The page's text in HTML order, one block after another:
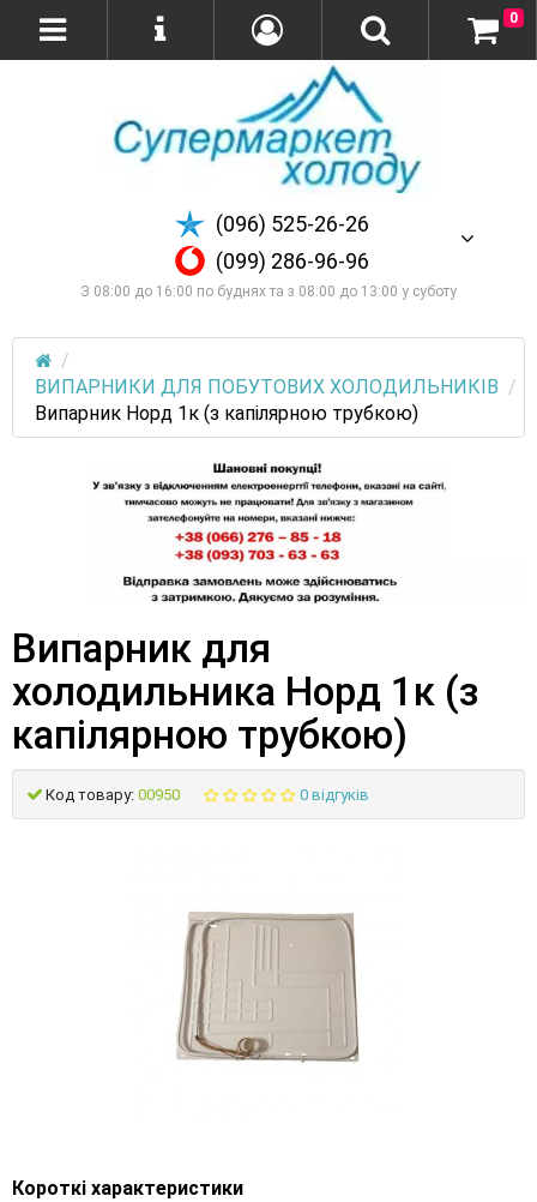
(096) 525-26-26
(099) 286-96-96
З 08:00 до 16:00 по буднях та з 08:00 до 13:00 у суботу
0
ВИПАРНИКИ ДЛЯ ПОБУТОВИХ ХОЛОДИЛЬНИКІВ
Випарник Норд 1к (з капілярною трубкою)
Випарник для
холодильника Норд 1к (з
капілярною трубкою)
Код товару: 00950 0 відгуків
Короткі характеристики